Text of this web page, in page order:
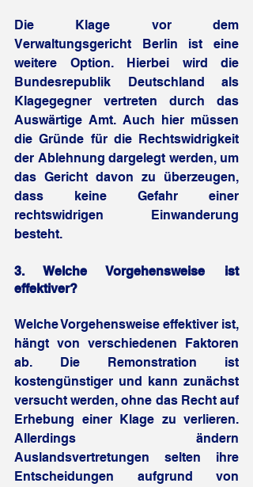
Die Klage vor dem
Verwaltungsgericht Berlin ist eine
weitere Option. Hierbei wird die
Bundesrepublik Deutschland als
Klagegegner vertreten durch das
Auswärtige Amt. Auch hier müssen
die Gründe für die Rechtswidrigkeit
der Ablehnung dargelegt werden, um
das Gericht davon zu überzeugen,
dass keine Gefahr einer
rechtswidrigen Einwanderung
besteht.
3. Welche Vorgehensweise ist
effektiver?
Welche Vorgehensweise effektiver ist,
hängt von verschiedenen Faktoren
ab. Die Remonstration ist
kostengünstiger und kann zunächst
versucht werden, ohne das Recht auf
Erhebung einer Klage zu verlieren.
Allerdings ändern
Auslandsvertretungen selten ihre
Entscheidungen aufgrund von